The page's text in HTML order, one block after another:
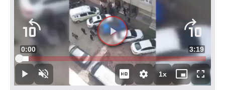
Videoyu
Oynat
OynatSesi
Aç
Süre
0:00 Toplam
Süre
3:19
Yüklendi:
4.98%
1xOynatma
Hızı
Mini
oynatıcı
Tam
Ekran